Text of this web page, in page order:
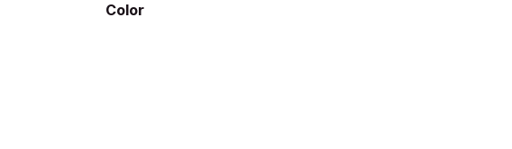
Color